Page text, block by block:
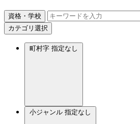
資格・学校
カテゴリ選択
町村字 指定なし
小ジャンル 指定なし